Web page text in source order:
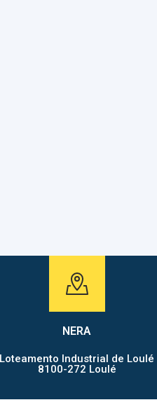
NERA
Loteamento Industrial de Loulé
8100-272 Loulé